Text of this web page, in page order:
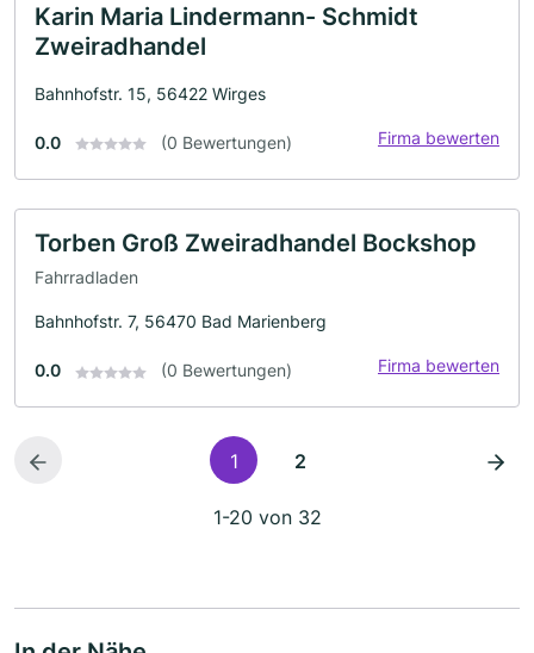
Karin Maria Lindermann- Schmidt
Zweiradhandel
Bahnhofstr. 15, 56422 Wirges
0.0 (0 Bewertungen) Firma bewerten
Torben Groß Zweiradhandel Bockshop
Fahrradladen
Bahnhofstr. 7, 56470 Bad Marienberg
0.0 (0 Bewertungen) Firma bewerten
1 2
1-20 von 32